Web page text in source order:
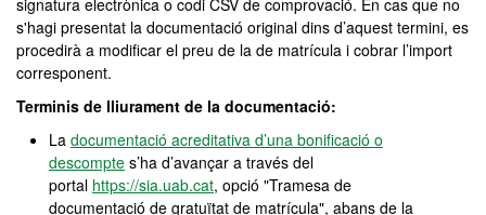
signatura electrònica o codi CSV de comprovació. En cas que no
s'hagi presentat la documentació original dins d’aquest termini, es
procedirà a modificar el preu de la de matrícula i cobrar l’import
corresponent.
Terminis de lliurament de la documentació:
La documentació acreditativa d’una bonificació o
descompte s’ha d’avançar a través del
portal https://sia.uab.cat, opció "Tramesa de
documentació de gratuïtat de matrícula", abans de la